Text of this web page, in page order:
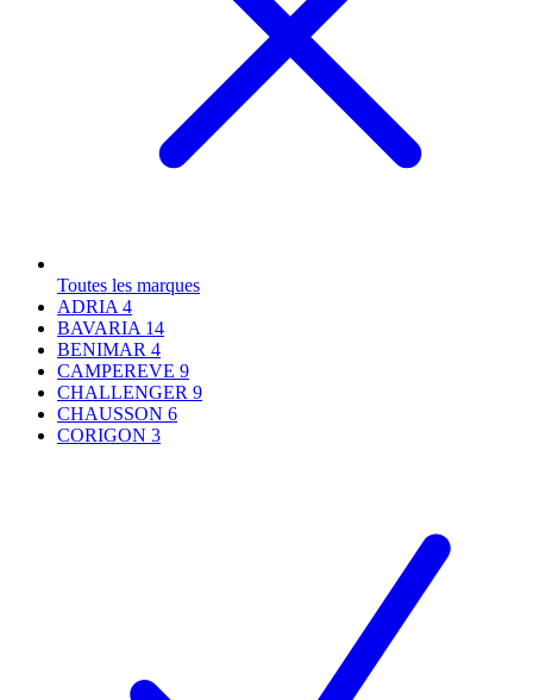
Toutes les marques
ADRIA 4
BAVARIA 14
BENIMAR 4
CAMPEREVE 9
CHALLENGER 9
CHAUSSON 6
CORIGON 3